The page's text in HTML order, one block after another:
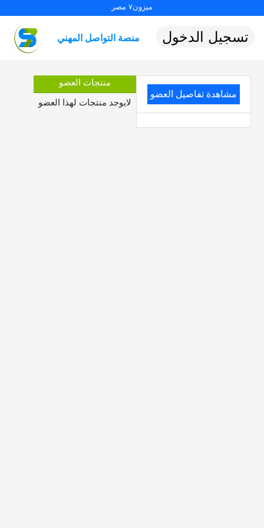
ميزون٧ مصر
منصة التواصل المهني تسجيل الدخول
مشاهدة تفاصيل العضو
منتجات العضو
لايوجد منتجات لهذا العضو